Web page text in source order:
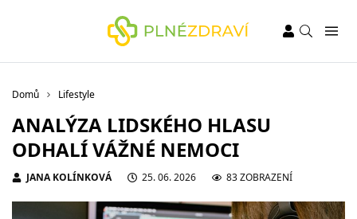
Domů Lifestyle
ANALÝZA LIDSKÉHO HLASU
ODHALÍ VÁŽNÉ NEMOCI
JANA KOLÍNKOVÁ 25. 06. 2026 83 ZOBRAZENÍ